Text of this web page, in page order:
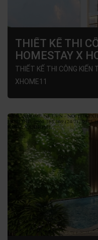
THIẾT KẾ THI
HOMESTAY X
XHOME11
THIẾT KẾ THI CÔNG KIẾN
XHOME11